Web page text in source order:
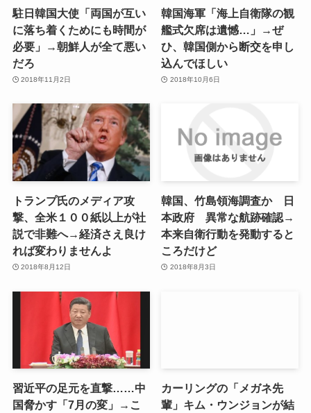
駐日韓国大使「両国が互い
に落ち着くためにも時間が
必要」→朝鮮人が全て悪い
だろ
2018年11月2日
韓国海軍「海上自衛隊の観
艦式欠席は遺憾…」→ぜ
ひ、韓国側から断交を申し
込んでほしい
2018年10月6日
トランプ氏のメディア攻
撃、全米１００紙以上が社
説で非難へ→経済さえ良け
れば変わりませんよ
2018年8月12日
韓国、竹島領海調査か 日
本政府 異常な航跡確認→
本来自衛行動を発動すると
ころだけど
2018年8月3日
習近平の足元を直撃……中
国脅かす「7月の変」→こ
カーリングの「メガネ先
輩」キム・ウンジョンが結